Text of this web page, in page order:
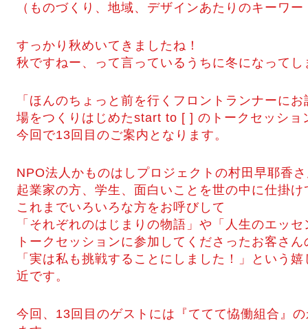
（ものづくり、地域、デザインあたりのキーワ
すっかり秋めいてきましたね！
秋ですねー、って言っているうちに冬になって
「ほんのちょっと前を行くフロントランナーに
場をつくりはじめたstart to [ ] のトークセッショ
今回で13回目のご案内となります。
NPO法人かものはしプロジェクトの村田早耶香
起業家の方、学生、面白いことを世の中に仕掛
これまでいろいろな方をお呼びして
「それぞれのはじまりの物語」や「人生のエッ
トークセッションに参加してくださったお客さ
「実は私も挑戦することにしました！」という
近です。
今回、13回目のゲストには『ててて恊働組合』